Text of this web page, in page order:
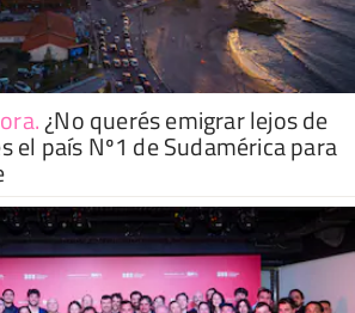
.¿No querés emigrar lejos de
el país Nº1 de Sudamérica para